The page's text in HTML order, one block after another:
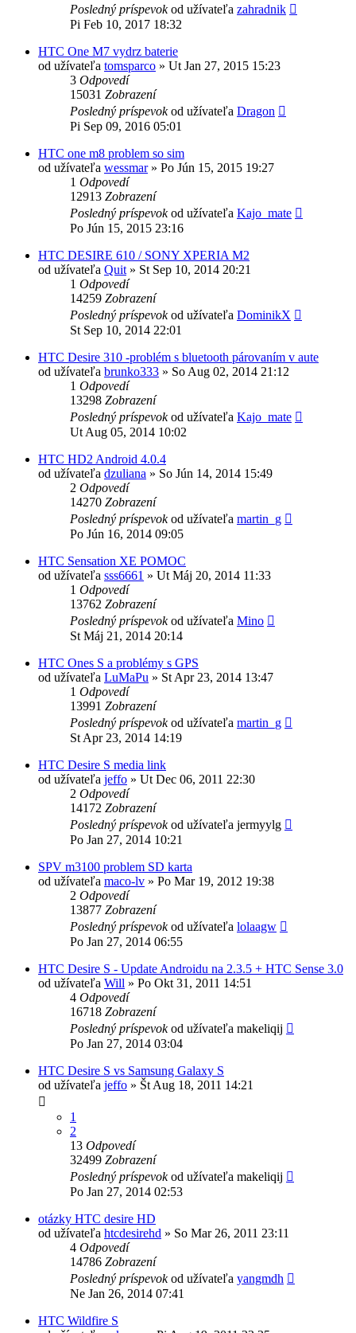
Posledný príspevokod užívateľa zahradnik
Pi Feb 10, 2017 18:32
HTC One M7 vydrz baterie
od užívateľa tomsparco » Ut Jan 27, 2015 15:23
3 Odpovedí
15031 Zobrazení
Posledný príspevokod užívateľa Dragon
Pi Sep 09, 2016 05:01
HTC one m8 problem so sim
od užívateľa wessmar» Po Jún 15, 2015 19:27
1 Odpovedí
12913 Zobrazení
Posledný príspevokod užívateľa Kajo_mate
Po Jún 15, 2015 23:16
HTC DESIRE 610 / SONY XPERIA M2
od užívateľa Quit » St Sep 10, 2014 20:21
1 Odpovedí
14259 Zobrazení
Posledný príspevokod užívateľa DominikX
St Sep 10, 2014 22:01
HTC Desire 310 -problém s bluetooth párovaním v aute
od užívateľa brunko333 » So Aug 02, 2014 21:12
1 Odpovedí
13298 Zobrazení
Posledný príspevokod užívateľa Kajo_mate
Ut Aug 05, 2014 10:02
HTC HD2 Android 4.0.4
od užívateľa dzuliana » So Jún 14, 2014 15:49
2 Odpovedí
14270 Zobrazení
Posledný príspevokod užívateľa martin_g
Po Jún 16, 2014 09:05
HTC Sensation XE POMOC
od užívateľa sss6661 » Ut Máj 20, 2014 11:33
1 Odpovedí
13762 Zobrazení
Posledný príspevokod užívateľa Mino
St Máj 21, 2014 20:14
HTC Ones S a problémy s GPS
od užívateľa LuMaPu » St Apr 23, 2014 13:47
1 Odpovedí
13991 Zobrazení
Posledný príspevokod užívateľa martin_g
St Apr 23, 2014 14:19
HTC Desire S media link
od užívateľa jeffo » Ut Dec 06, 2011 22:30
2 Odpovedí
14172 Zobrazení
Posledný príspevokod užívateľa jermyylg
Po Jan 27, 2014 10:21
SPV m3100 problem SD karta
od užívateľa maco-lv » Po Mar 19, 2012 19:38
2 Odpovedí
13877 Zobrazení
Posledný príspevokod užívateľa lolaagw
Po Jan 27, 2014 06:55
HTC Desire S - Update Androidu na 2.3.5 + HTC Sense 3.0
od užívateľa Will » Po Okt 31, 2011 14:51
4 Odpovedí
16718 Zobrazení
Posledný príspevokod užívateľa makeliqij
Po Jan 27, 2014 03:04
HTC Desire S vs Samsung Galaxy S
od užívateľa jeffo » Št Aug 18, 2011 14:21
1
2
13 Odpovedí
32499 Zobrazení
Posledný príspevokod užívateľa makeliqij
Po Jan 27, 2014 02:53
otázky HTC desire HD
od užívateľa htcdesirehd » So Mar 26, 2011 23:11
4 Odpovedí
14786 Zobrazení
Posledný príspevokod užívateľa yangmdh
Ne Jan 26, 2014 07:41
HTC Wildfire S